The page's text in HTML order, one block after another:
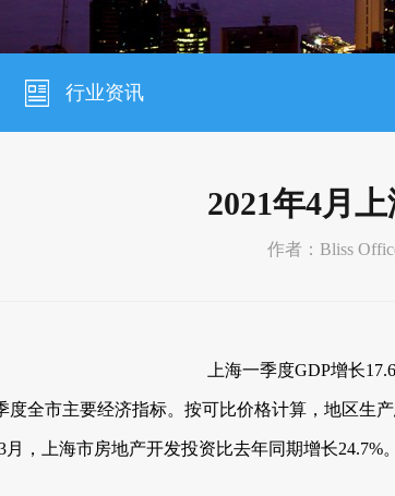
行业资讯
2021年4月
作者：Bliss
上海一季度GDP增长
度全市主要经济指标。按可比价格计算，地区生
，上海市房地产开发投资比去年同期增长24.7%。